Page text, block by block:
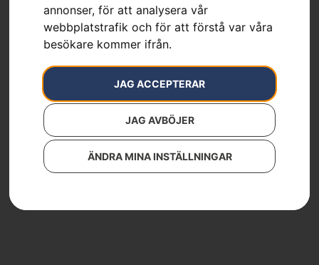
annonser, för att analysera vår
webbplatstrafik och för att förstå var våra
besökare kommer ifrån.
JAG ACCEPTERAR
JAG AVBÖJER
ÄNDRA MINA INSTÄLLNINGAR